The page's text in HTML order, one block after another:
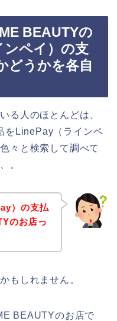
BEAUTYの
ンペイ）の支
どうかを各自
る人のほとんどは、
をLinePay（ラインペ
々と検索して調べて
。
）の支払
のお店っ
もしれません。
BEAUTYのお店で